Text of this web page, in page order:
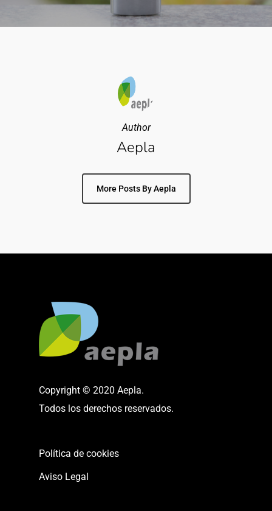
Author
Aepla
More Posts By Aepla
Copyright © 2020 Aepla.
Todos los derechos reservados.
Política de cookies
Aviso Legal